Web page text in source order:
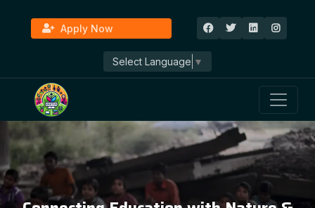
Apply Now
Select Language ▼